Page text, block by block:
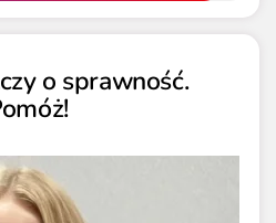
o sprawność.